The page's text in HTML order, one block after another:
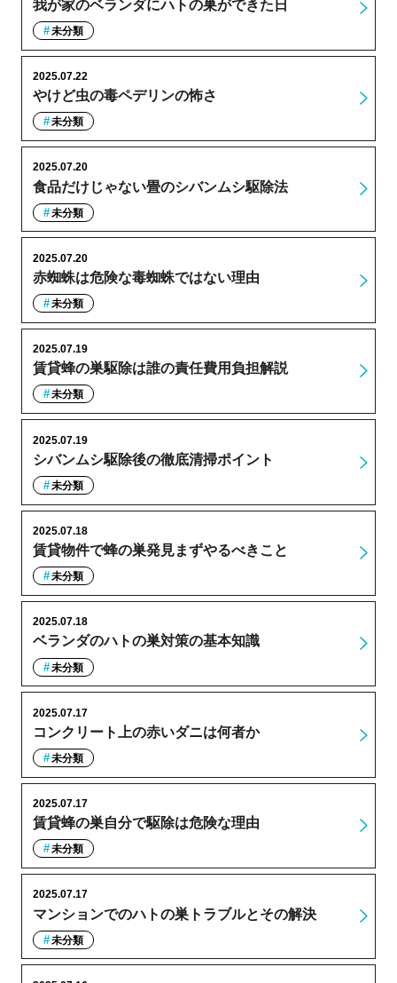
我が家のベランダにハトの巣ができた日
未分類
やけど虫の毒ペデリンの怖さ
2025.07.22
未分類
食品だけじゃない畳のシバンムシ駆除法
2025.07.20
未分類
赤蜘蛛は危険な毒蜘蛛ではない理由
2025.07.20
未分類
賃貸蜂の巣駆除は誰の責任費用負担解説
2025.07.19
未分類
シバンムシ駆除後の徹底清掃ポイント
2025.07.19
未分類
賃貸物件で蜂の巣発見まずやるべきこと
2025.07.18
未分類
ベランダのハトの巣対策の基本知識
2025.07.18
未分類
コンクリート上の赤いダニは何者か
2025.07.17
未分類
賃貸蜂の巣自分で駆除は危険な理由
2025.07.17
未分類
マンションでのハトの巣トラブルとその解決
2025.07.17
未分類